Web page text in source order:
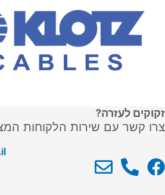
זקוקים לעזרה?
צרו קשר עם שירות הלקוחות
F
P
E